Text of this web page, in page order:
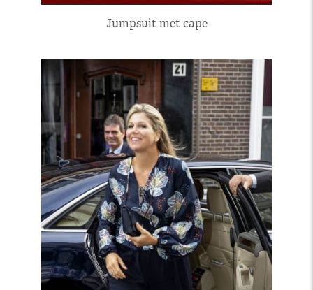
Jumpsuit met cape